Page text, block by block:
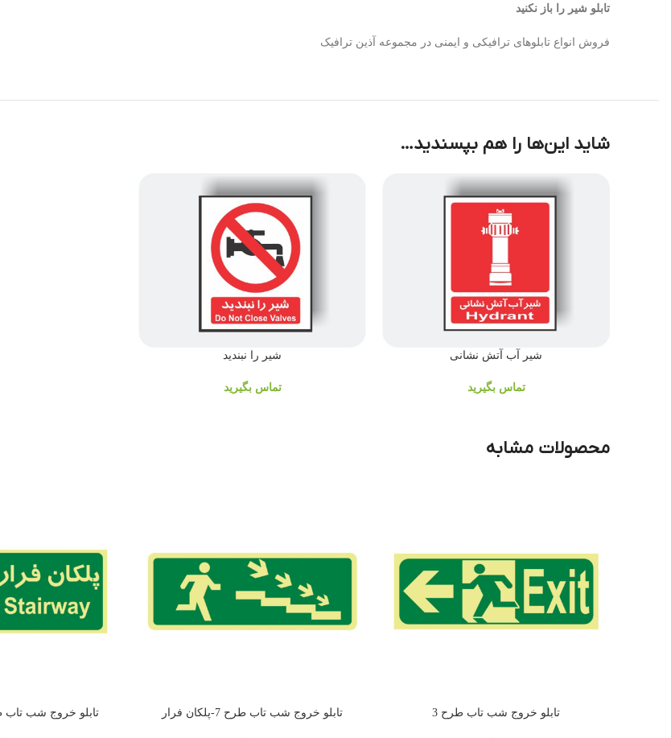
تابلو شیر را باز نکنید
فروش انواع تابلوهای ترافیکی و ایمنی در مجموعه آذین ترافیک
شاید این‌ها را هم بپسندید…
شیر آب آتش نشانی
تماس بگیرید
شیر را نبندید
تماس بگیرید
محصولات مشابه
تابلو خروج شب تاب طرح 3 تابلو خروج شب تاب طرح 7-پلکان فرار تابلو خروج شب تاب طرح 9-